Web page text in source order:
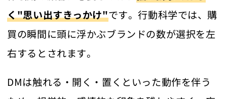
く"思い出すきっかけ"です。行動科学では、購
買の瞬間に頭に浮かぶブランドの数が選択を左
右するとされます。
DMは触れる・開く・置くといった動作を伴う